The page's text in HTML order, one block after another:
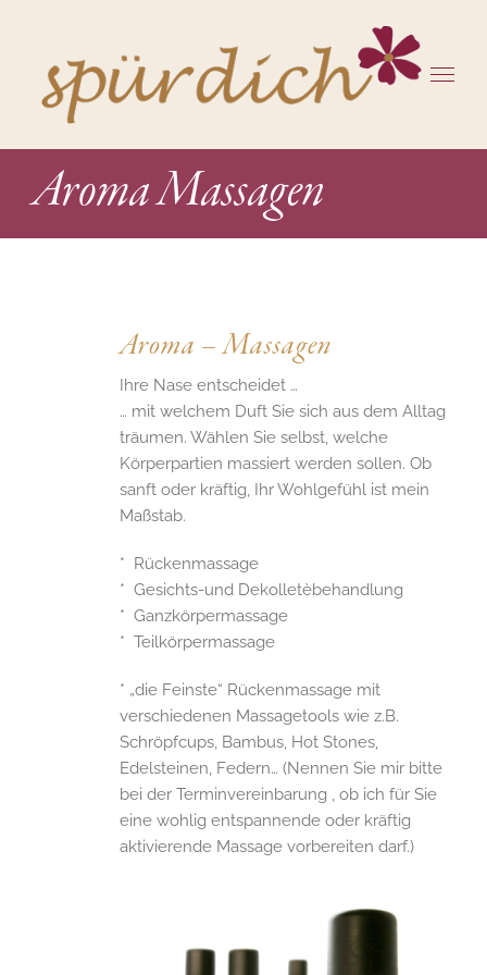
springen
Aroma Massagen
Aroma – Massagen
Ihre Nase entscheidet …
… mit welchem Duft Sie sich aus dem Alltag
träumen. Wählen Sie selbst, welche
Körperpartien massiert werden sollen. Ob
sanft oder kräftig, Ihr Wohlgefühl ist mein
Maßstab.
* Rückenmassage
* Gesichts-und Dekolletèbehandlung
* Ganzkörpermassage
* Teilkörpermassage
* „die Feinste“ Rückenmassage mit
verschiedenen Massagetools wie z.B.
Schröpfcups, Bambus, Hot Stones,
Edelsteinen, Federn… (Nennen Sie mir bitte
bei der Terminvereinbarung , ob ich für Sie
eine wohlig entspannende oder kräftig
aktivierende Massage vorbereiten darf.)